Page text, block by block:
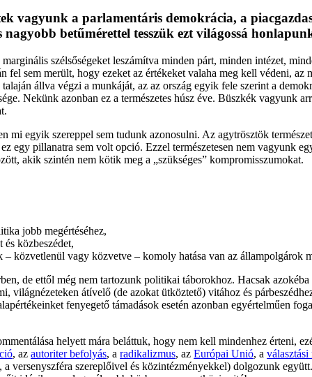
vagyunk a parlamentáris demokrácia, a
nagyobb betűmérettel tesszük ezt világossá
szélsőségeket leszámítva minden párt, minden intézet,
fel sem merült, hogy ezeket az értékeket valaha meg kell védeni,
állva végzi a munkáját, az az ország egyik fele szerint a
Nekünk azonban ez a természetes húsz éve. Büszkék vagyunk
mi egyik szereppel sem tudunk azonosulni. Az agytrösztök
egy pillanatra sem volt opció. Ezzel természetesen nem vagyunk
akik szintén nem kötik meg a „szükséges” kompromisszumokat.
jobb megértéséhez,
közbeszédet,
közvetlenül vagy közvetve – komoly hatása van az állampolgárok
de ettől még nem tartozunk politikai táborokhoz. Hacsak
világnézeteken átívelő (de azokat ütköztető) vitához és
fenyegető támadások esetén azonban egyértelműen
helyett mára beláttuk, hogy nem kell mindenhez érteni,
, az autoriter befolyás, a radikalizmus, az Európai Unió, a választási
versenyszféra szereplőivel és közintézményekkel) dolgozunk